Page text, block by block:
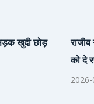
खुदी छोड़
को दे
2026-